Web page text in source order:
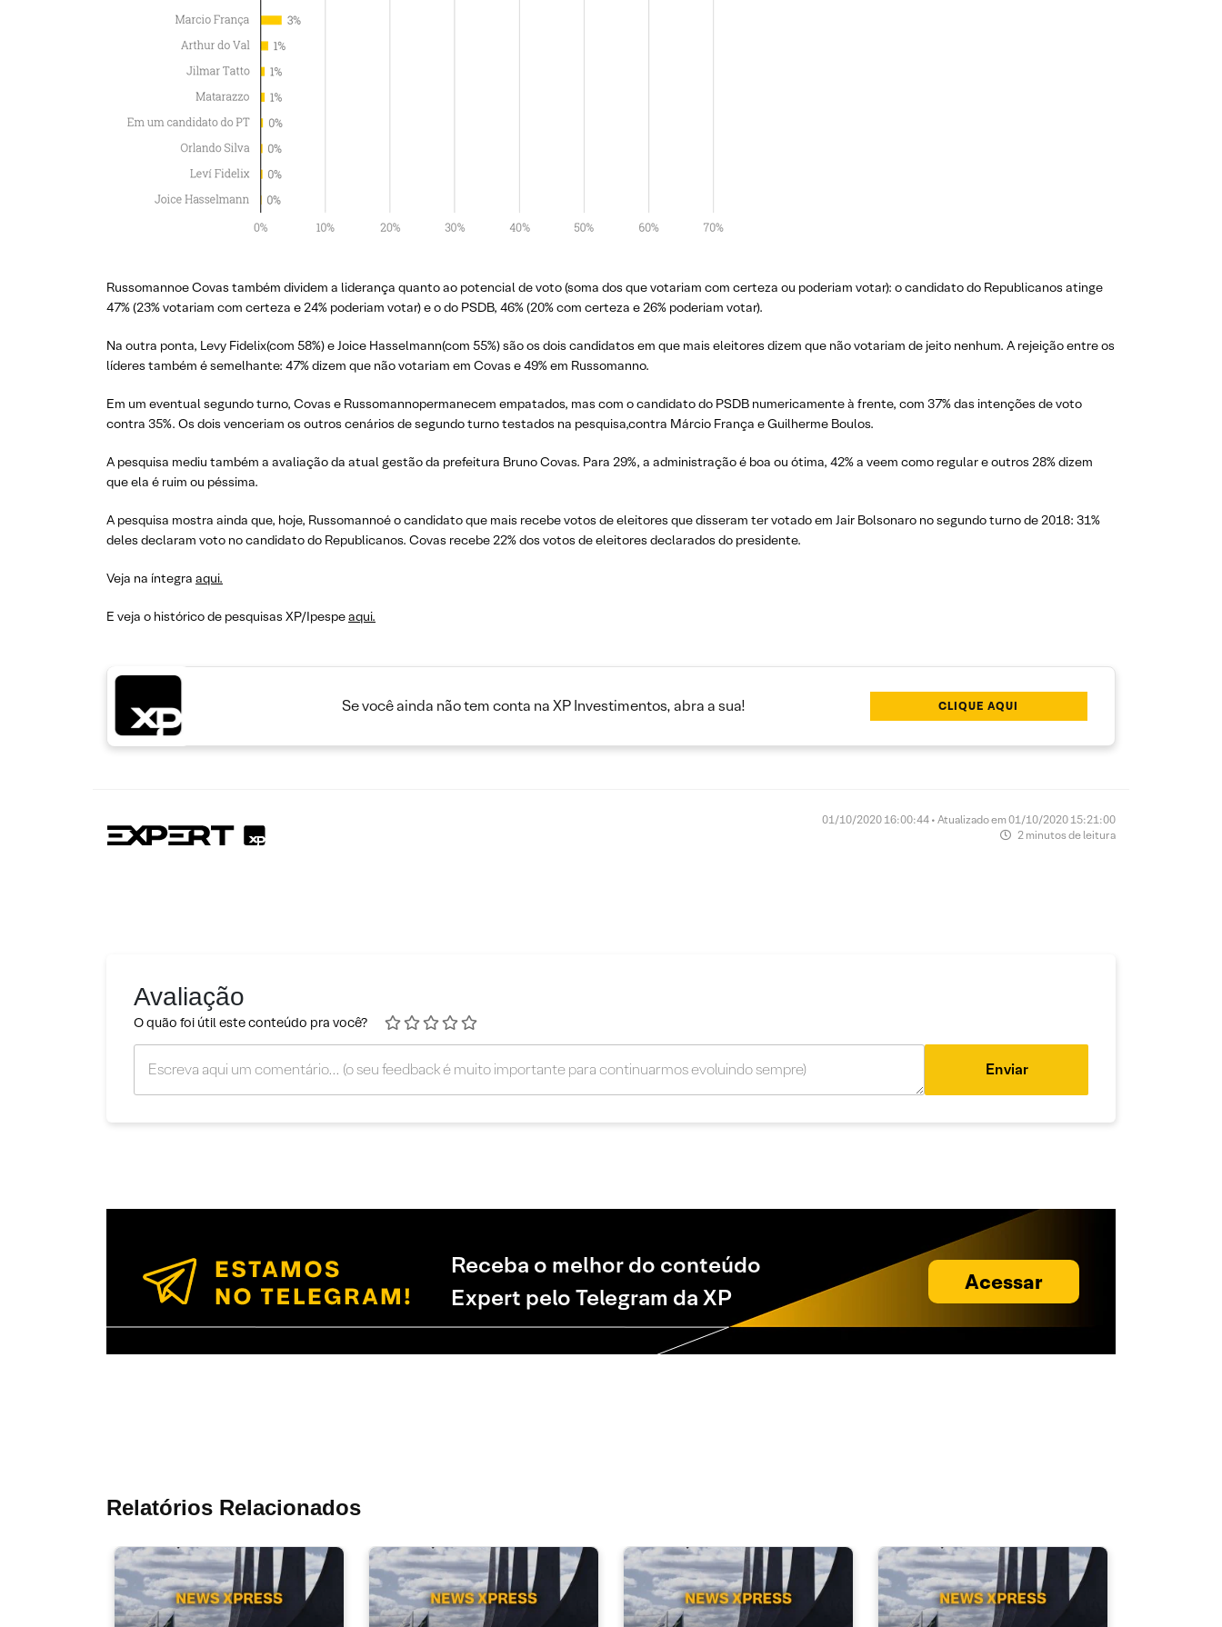
Russomannoe Covas também dividem a liderança quanto ao potencial de voto (soma dos que votariam com certeza ou poderiam votar): o candidato do Republicanos atinge
47% (23% votariam com certeza e 24% poderiam votar) e o do PSDB, 46% (20% com certeza e 26% poderiam votar).
Na outra ponta, Levy Fidelix(com 58%) e Joice Hasselmann(com 55%) são os dois candidatos em que mais eleitores dizem que não votariam de jeito nenhum. A rejeição entre os
líderes também é semelhante: 47% dizem que não votariam em Covas e 49% em Russomanno.
Em um eventual segundo turno, Covas e Russomannopermanecem empatados, mas com o candidato do PSDB numericamente à frente, com 37% das intenções de voto
contra 35%. Os dois venceriam os outros cenários de segundo turno testados na pesquisa,contra Márcio França e Guilherme Boulos.
A pesquisa mediu também a avaliação da atual gestão da prefeitura Bruno Covas. Para 29%, a administração é boa ou ótima, 42% a veem como regular e outros 28% dizem
que ela é ruim ou péssima.
A pesquisa mostra ainda que, hoje, Russomannoé o candidato que mais recebe votos de eleitores que disseram ter votado em Jair Bolsonaro no segundo turno de 2018: 31%
deles declaram voto no candidato do Republicanos. Covas recebe 22% dos votos de eleitores declarados do presidente.
Veja na íntegra aqui.
E veja o histórico de pesquisas XP/Ipespeaqui.
Se você ainda não tem conta na XP Investimentos, abra a sua! CLIQUE AQUI
01/10/2020 16:00:44 • Atualizado em 01/10/2020 15:21:00
2 minutos de leitura
Avaliação
O quão foi útil este conteúdo pra você?
Enviar
Receba o melhor do conteúdo
Expert pelo Telegram da XP
Acessar
Relatórios Relacionados